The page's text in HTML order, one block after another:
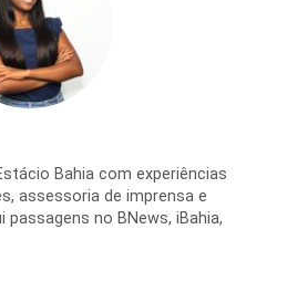
Bahia com experiências
assessoria de imprensa e
no BNews, iBahia,